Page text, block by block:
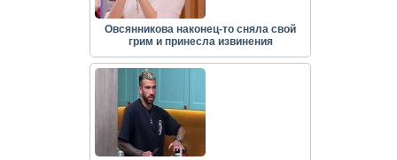
Овсянникова наконец-то сняла свой
грим и принесла извинения